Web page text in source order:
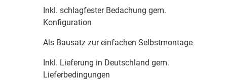
Inkl. schlagfester Bedachung gem.
Konfiguration
Als Bausatz zur einfachen Selbstmontage
Inkl. Lieferung in Deutschland gem.
Lieferbedingungen